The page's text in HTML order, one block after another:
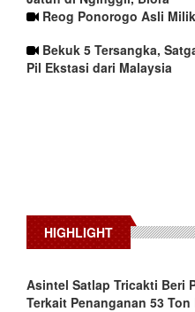
Reog Ponorogo Asli
Bekuk 5 Tersangka,
Pil Ekstasi dari Malaysia
HIGHLIGHT
Asintel Satlap Tricakti Beri
Terkait Penanganan 53